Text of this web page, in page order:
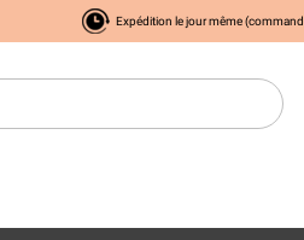
Expédition le jour même